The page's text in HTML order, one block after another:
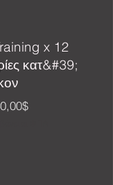
x 12
κατ&#39;
Τιμή